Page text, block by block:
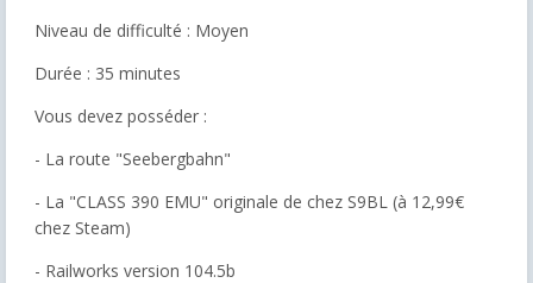
Niveau de difficulté : Moyen
Durée : 35 minutes
Vous devez posséder :
- La route "Seebergbahn"
- La "CLASS 390 EMU" originale de chez S9BL (à 12,99€
chez Steam)
- Railworks version 104.5b